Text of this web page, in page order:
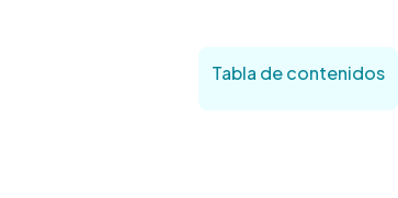
Tabla de contenidos